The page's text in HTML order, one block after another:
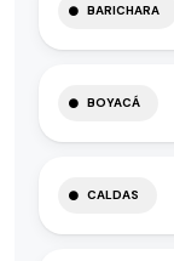
BARICHARA
BOYACÁ
CALDAS